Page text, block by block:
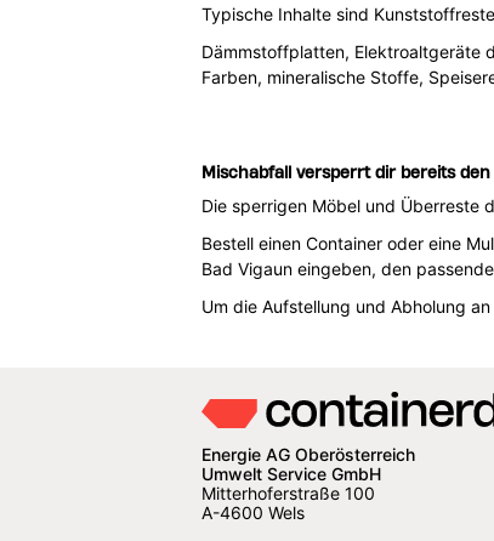
Typische Inhalte sind
Dämmstoffplatten, Elektroaltgeräte
Farben, mineralische Stoffe,
Mischabfall versperrt dir bereits den
Die sperrigen Möbel und Überreste
Bestell einen Container oder eine
Bad Vigaun eingeben, den
Um die Aufstellung und Abholung
Energie AG Oberösterreich
Umwelt Service GmbH
Mitterhoferstraße 100
A-4600 Wels